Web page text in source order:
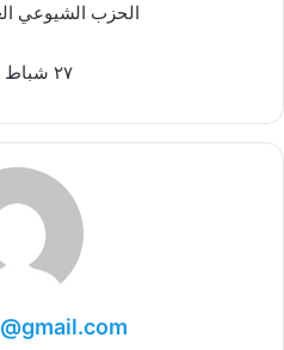
الحزب الشيوعي
٢٧ شباط ٢٠٢٢